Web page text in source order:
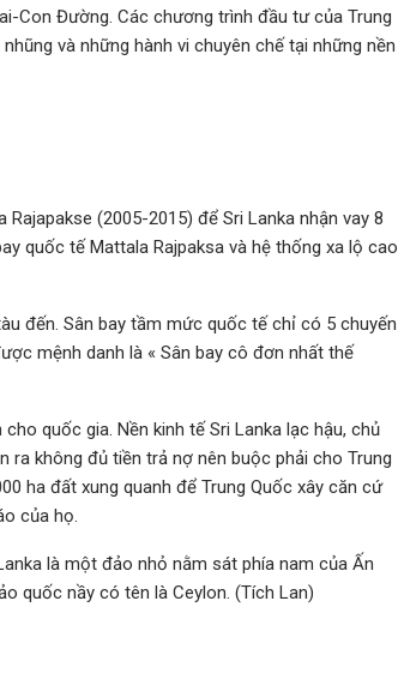
Con Đường. Các chương trình đầu tư của Trung
và những hành vi chuyên chế tại những nền
(2005-2015) để Sri Lanka nhận vay 8
quốc tế Mattala Rajpaksa và hệ thống xa lộ cao
đến. Sân bay tầm mức quốc tế chỉ có 5 chuyến
mệnh danh là « Sân bay cô đơn nhất thế
quốc gia. Nền kinh tế Sri Lanka lạc hậu, chủ
ra không đủ tiền trả nợ nên buộc phải cho Trung
ha đất xung quanh để Trung Quốc xây căn cứ
của họ.
là một đảo nhỏ nằm sát phía nam của Ấn
quốc nầy có tên là Ceylon. (Tích Lan)